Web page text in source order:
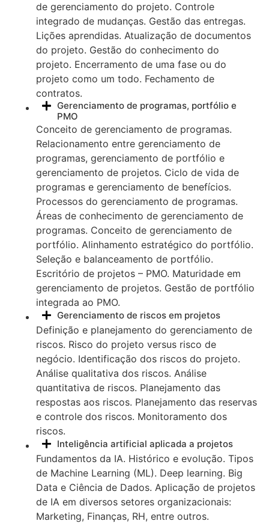
de gerenciamento do projeto. Controle
integrado de mudanças. Gestão das entregas.
Lições aprendidas. Atualização de documentos
do projeto. Gestão do conhecimento do
projeto. Encerramento de uma fase ou do
projeto como um todo. Fechamento de
contratos.
Gerenciamento de programas, portfólio e
PMO
Conceito de gerenciamento de programas.
Relacionamento entre gerenciamento de
programas, gerenciamento de portfólio e
gerenciamento de projetos. Ciclo de vida de
programas e gerenciamento de benefícios.
Processos do gerenciamento de programas.
Áreas de conhecimento de gerenciamento de
programas. Conceito de gerenciamento de
portfólio. Alinhamento estratégico do portfólio.
Seleção e balanceamento de portfólio.
Escritório de projetos – PMO. Maturidade em
gerenciamento de projetos. Gestão de portfólio
integrada ao PMO.
Gerenciamento de riscos em projetos
Definição e planejamento do gerenciamento de
riscos. Risco do projeto versus risco de
negócio. Identificação dos riscos do projeto.
Análise qualitativa dos riscos. Análise
quantitativa de riscos. Planejamento das
respostas aos riscos. Planejamento das reservas
e controle dos riscos. Monitoramento dos
riscos.
Inteligência artificial aplicada a projetos
Fundamentos da IA. Histórico e evolução. Tipos
de Machine Learning (ML). Deep learning. Big
Data e Ciência de Dados. Aplicação de projetos
de IA em diversos setores organizacionais:
Marketing, Finanças, RH, entre outros.